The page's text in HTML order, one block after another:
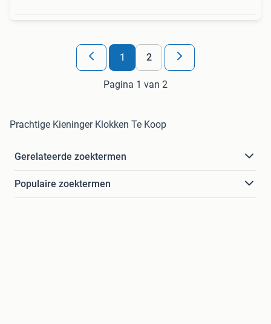
1 2
Pagina 1 van 2
Prachtige Kieninger Klokken Te Koop
Gerelateerde zoektermen
Populaire zoektermen